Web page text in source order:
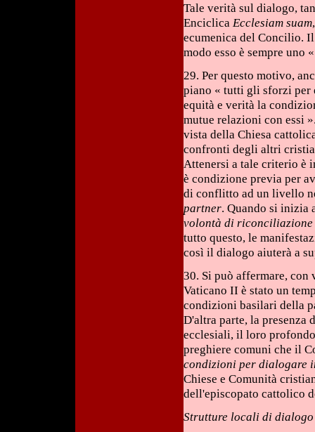
Tale verità sul dialogo,
EnciclicaEcclesiam suam
ecumenica del Concilio.
modo esso è sempre uno
29. Per questo motivo,
piano « tutti gli sforzi per
equità e verità la
mutue relazioni con essi
vista della Chiesa
confronti degli altri
Attenersi a tale criterio è
è condizione previa per
di conflitto ad un livello
partner. Quando si inizia
volontà di
tutto questo, le
così il dialogo aiuterà a
30. Si può affermare,
Vaticano II è stato un
condizioni basilari della
D'altra parte, la presenza
ecclesiali, il loro
preghiere comuni che il
condizioni per dialogare
Chiese e Comunità
dell'episcopato cattolico
Strutture locali di dialogo